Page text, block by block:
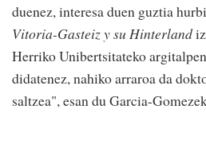
duenez, interesa duen guztia
Vitoria-Gasteiz y su Hinterland
Herriko Unibertsitateko
didatenez, nahiko arraroa da
saltzea", esan du Garcia-